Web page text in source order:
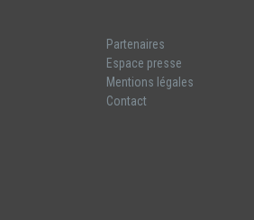
Partenaires
Espace presse
Mentions légales
Contact